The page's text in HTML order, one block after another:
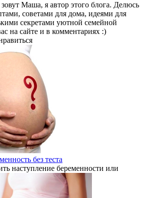
Маша, я автор этого блога. Делюсь
советами для дома, идеями для
секретами уютной семейной
на сайте и в комментариях :)
без теста
наступление беременности или